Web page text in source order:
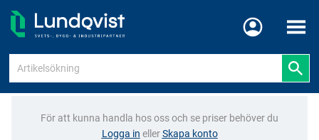
Meny
För att kunna handla hos oss och se priser behöver du
Logga in ellerSkapa konto